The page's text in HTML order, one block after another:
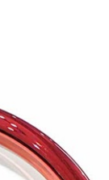
イン納